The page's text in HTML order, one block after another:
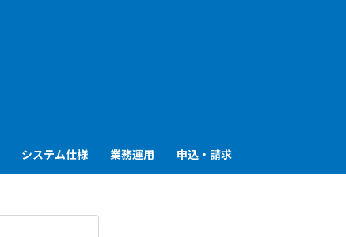
システム仕様 業務運用 申込・請求
る